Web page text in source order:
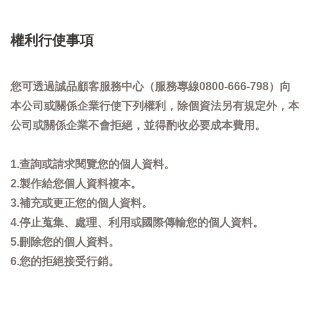
權利行使事項
您可透過誠品顧客服務中心（服務專線0800-666-798）向
本公司或關係企業行使下列權利，除個資法另有規定外，本
公司或關係企業不會拒絕，並得酌收必要成本費用。
1.查詢或請求閱覽您的個人資料。
2.製作給您個人資料複本。
3.補充或更正您的個人資料。
4.停止蒐集、處理、利用或國際傳輸您的個人資料。
5.刪除您的個人資料。
6.您的拒絕接受行銷。